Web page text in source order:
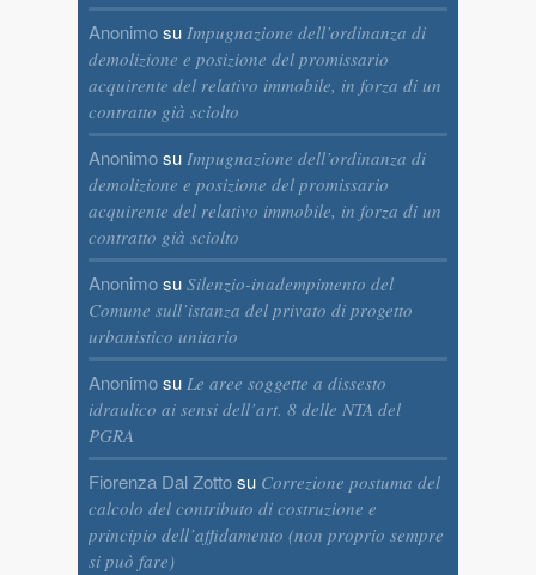
Anonimosu Impugnazione dell’ordinanza di
demolizione e posizione del promissario
acquirente del relativo immobile, in forza di un
contratto già sciolto
Anonimosu Impugnazione dell’ordinanza di
demolizione e posizione del promissario
acquirente del relativo immobile, in forza di un
contratto già sciolto
Anonimosu Silenzio-inadempimento del
Comune sull’istanza del privato di progetto
urbanistico unitario
Anonimosu Le aree soggette a dissesto
idraulico ai sensi dell’art. 8 delle NTA del
PGRA
Fiorenza Dal Zottosu Correzione postuma del
calcolo del contributo di costruzione e
principio dell’affidamento (non proprio sempre
si può fare)